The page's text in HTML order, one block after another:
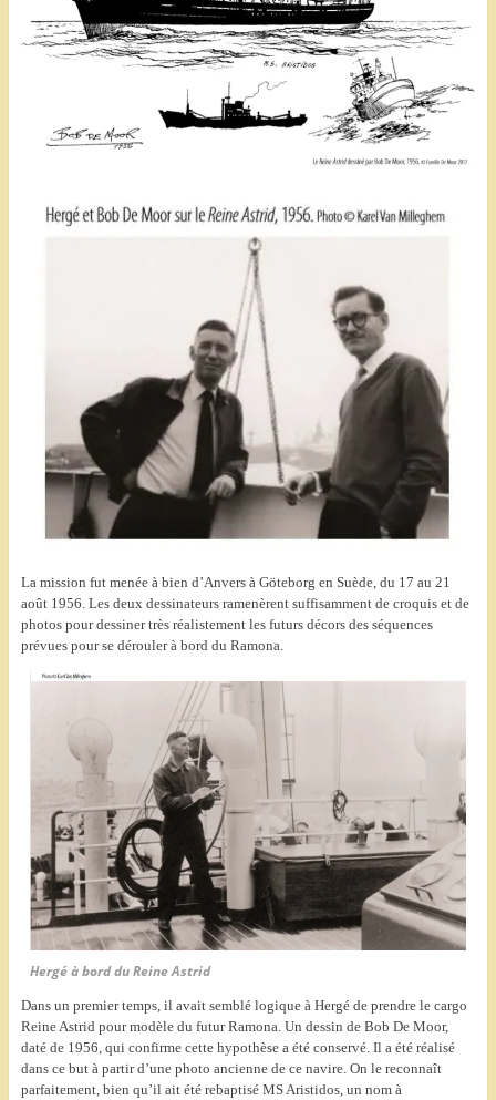
La mission fut menée à bien d’Anvers à Göteborg en Suède, du 17 au 21
août 1956. Les deux dessinateurs ramenèrent suffisamment de croquis et de
photos pour dessiner très réalistement les futurs décors des séquences
prévues pour se dérouler à bord du Ramona.
Hergé à bord du Reine Astrid
Dans un premier temps, il avait semblé logique à Hergé de prendre le cargo
Reine Astrid pour modèle du futur Ramona. Un dessin de Bob De Moor,
daté de 1956, qui confirme cette hypothèse a été conservé. Il a été réalisé
dans ce but à partir d’une photo ancienne de ce navire. On le reconnaît
parfaitement, bien qu’il ait été rebaptisé MS Aristidos, un nom à